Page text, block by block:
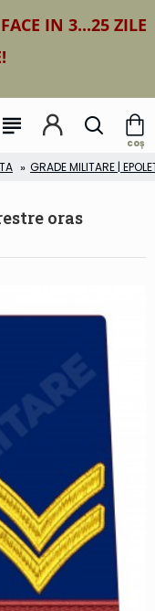
IN 3...25 ZILE
GRADE MILITARE |
oras